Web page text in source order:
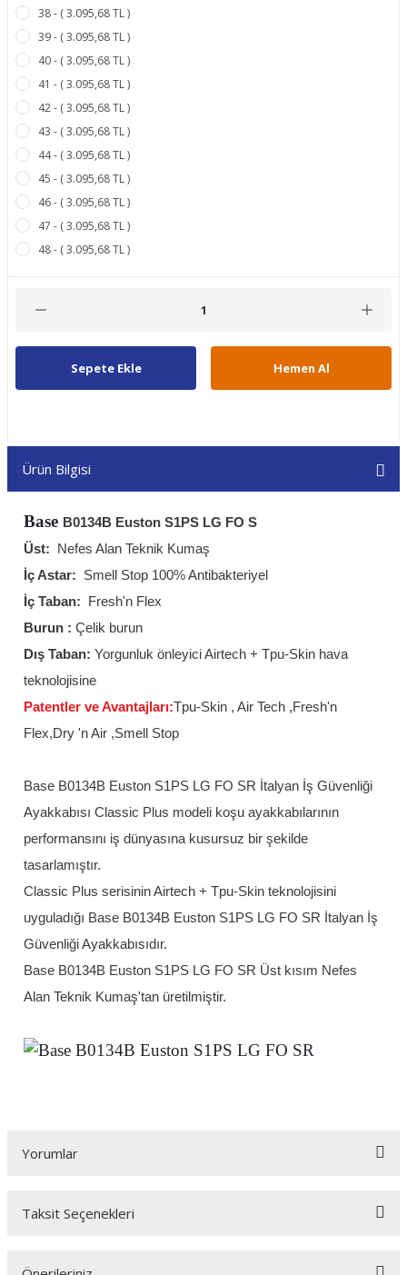
38 - ( 3.095,68 TL )
39 - ( 3.095,68 TL )
40 - ( 3.095,68 TL )
41 - ( 3.095,68 TL )
42 - ( 3.095,68 TL )
43 - ( 3.095,68 TL )
44 - ( 3.095,68 TL )
45 - ( 3.095,68 TL )
46 - ( 3.095,68 TL )
47 - ( 3.095,68 TL )
48 - ( 3.095,68 TL )
Sepete Ekle Hemen Al
Ürün Bilgisi
Base B0134B Euston S1PS LG FO S
Üst: Nefes Alan Teknik Kumaş
İç Astar: Smell Stop 100% Antibakteriyel
İç Taban: Fresh'n Flex
Burun : Çelik burun
Dış Taban: Yorgunluk önleyici Airtech + Tpu-Skin hava
teknolojisine
Patentler ve Avantajları:Tpu-Skin , Air Tech ,Fresh'n
Flex,Dry 'n Air ,Smell Stop
Base B0134B Euston S1PS LG FO SR İtalyan İş Güvenliği
Ayakkabısı Classic Plus modeli koşu ayakkabılarının
performansını iş dünyasına kusursuz bir şekilde
tasarlamıştır.
Classic Plus serisinin Airtech + Tpu-Skin teknolojisini
uyguladığı Base B0134B Euston S1PS LG FO SR İtalyan İş
Güvenliği Ayakkabısıdır.
Base B0134B Euston S1PS LG FO SR Üst kısım Nefes
Alan Teknik Kumaş'tan üretilmiştir.
Yorumlar
Taksit Seçenekleri